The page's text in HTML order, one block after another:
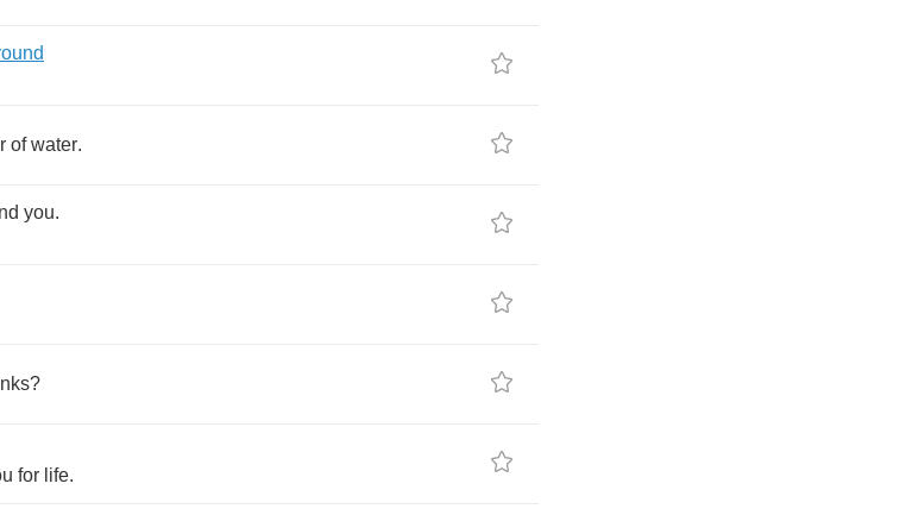
of water.
you.
?
for life.